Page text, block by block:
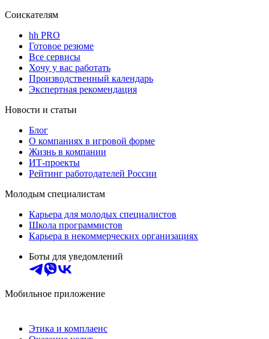
Соискателям
hh PRO
Готовое резюме
Все сервисы
Хочу у вас работать
Производственный календарь
Экспертная рекомендация
Новости и статьи
Блог
О компаниях в игровой форме
Жизнь в компании
ИТ-проекты
Рейтинг работодателей России
Молодым специалистам
Карьера для молодых специалистов
Школа программистов
Карьера в некоммерческих организациях
Боты для уведомлений
Мобильное приложение
Этика и комплаенс